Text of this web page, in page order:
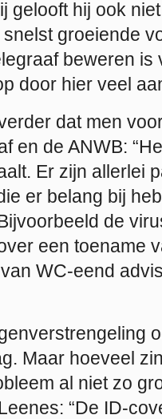
gelooft hij ook
groeiende
beweren
door hier veel
dat men
en de ANWB:
Er zijn allerlei
er belang bij
de
een toename
WC-eend
Maar hoeveel
al niet zo
“De ID-